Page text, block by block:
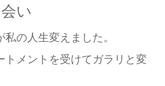
い
の人生変えました。
トメントを受けてガラリと変